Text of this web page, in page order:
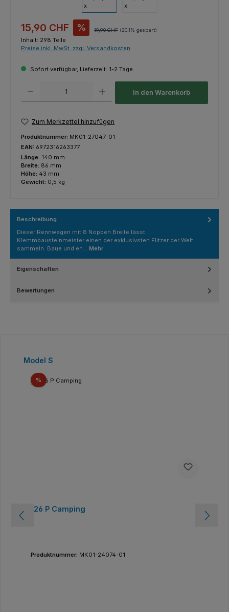
Verkaufspreis:
15,90 CHF % Regulärer Preis:
19,90 CHF (20.1% gespart)
Inhalt: 298 Teile
Preise inkl. MwSt. zzgl. Versandkosten
Sofort verfügbar, Lieferzeit: 1-2 Tage
In den Warenkorb
Zum Merkzettel hinzufügen
Produktnummer: MK01-27047-01
EAN: 6972316263377
Länge: 140 mm
Breite: 86 mm
Höhe: 43 mm
Gewicht: 0,5 kg
Beschreibung
Dieser Rennwagen mit 8 Noppen Breite lässt
Klemmbausteinmeister einen der exklusivsten Flitzer der Welt
sammeln. Baue und en… Mehr
Eigenschaften
Bewertungen
Produktgalerie überspringen
Model S
%Rabatt
126 P Camping
Produktnummer: MK01-24074-01